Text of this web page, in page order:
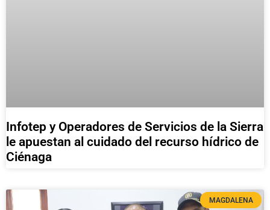
Infotep y Operadores de Servicios de la Sierra
le apuestan al cuidado del recurso hídrico de
Ciénaga
MAGDALENA